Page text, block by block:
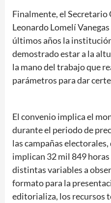
Finalmente, el Secretario
Leonardo Lomelí
últimos años la
demostrado estar a la
la mano del trabajo que
parámetros para dar
El convenio implica el
durante el periodo de
las campañas
implican 32 mil 849
distintas variables a
formato para la
editorializa, los recursos